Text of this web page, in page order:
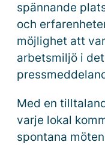
spännande
och
möjlighet att
arbetsmiljö i
Med en
varje lokal
spontana